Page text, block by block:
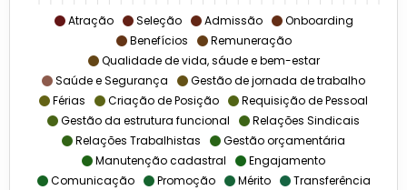
Atração Seleção Admissão
Onboarding
Benefícios
Remuneração
Qualidade de vida, sáude e bem-estar
Saúde e Segurança
Gestão de jornada de trabalho
Férias
Criação de Posição
Requisição de Pessoal
Gestão da estrutura funcional
Relações Sindicais
Relações Trabalhistas
Gestão orçamentária
Manutenção cadastral
Engajamento
Comunicação
Promoção Mérito
Transferência